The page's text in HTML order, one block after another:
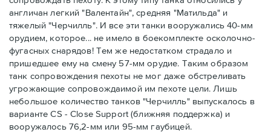
англичан легкий "Валентайн", средняя "Матильда" и
тяжелый "Черчилль". И все эти танки вооружались 40-мм
орудием, которое... не имело в боекомплекте осколочно-
фугасных снарядов! Тем же недостатком страдало и
пришедшее ему на смену 57-мм орудие. Таким образом
танк сопровождения пехоты не мог даже обстреливать
угрожающие сопровождаимой им пехоте цели. Лишь
небольшое количество танков "Черчилль" выпускалось в
варианте CS - Close Support (ближняя поддержка) и
вооружалось 76,2-мм или 95-мм гаубицей.